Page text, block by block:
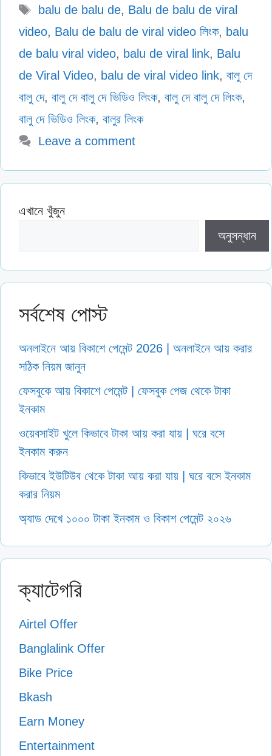
Tags
balu de balu de, Balu de balu de viral
video, Balu de balu de viral video লিংক, balu
de balu viral video, balu de viral link, Balu
de Viral Video, balu de viral video link, বালু দে
বালু দে, বালু দে বালু দে ভিডিও লিংক, বালু দে বালু দে লিংক,
বালু দে ভিডিও লিংক, বালুর লিংক
Leave a comment
এখানে খুঁজুন
অনুসন্ধান
সর্বশেষ পোস্ট
অনলাইনে আয় বিকাশে পেমেন্ট 2026 | অনলাইনে আয় করার
সঠিক নিয়ম জানুন
ফেসবুকে আয় বিকাশে পেমেন্ট | ফেসবুক পেজ থেকে টাকা
ইনকাম
ওয়েবসাইট খুলে কিভাবে টাকা আয় করা যায় | ঘরে বসে
ইনকাম করুন
কিভাবে ইউটিউব থেকে টাকা আয় করা যায় | ঘরে বসে ইনকাম
করার নিয়ম
অ্যাড দেখে ১০০০ টাকা ইনকাম ও বিকাশ পেমেন্ট ২০২৬
ক্যাটেগরি
Airtel Offer
Banglalink Offer
Bike Price
Bkash
Earn Money
Entertainment